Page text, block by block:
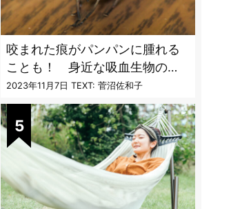
咬まれた痕がパンパンに腫れる
ことも！ 身近な吸血生物の
〝生態と対策〟【vol.04 ア
ブ・ブユ・ヌカカ】
2023年11月7日 TEXT: 菅沼佐和子